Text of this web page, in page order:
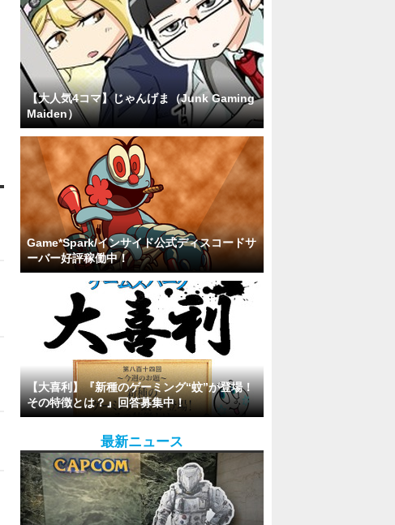
【大人気4コマ】じゃんげま（Junk Gaming
Maiden）
Game*Spark/インサイド公式ディスコードサ
ーバー好評稼働中！
【大喜利】『新種のゲーミング“蚊”が登場！
その特徴とは？』回答募集中！
最新ニュース